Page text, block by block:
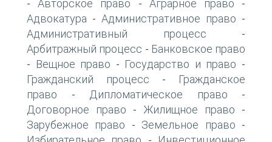
-Авторское право - Аграрное право -
Адвокатура - Административное право -
Административный процесс -
Арбитражный процесс - Банковское право
- Вещное право - Государство и право -
Гражданский процесс -
Гражданское
право - Дипломатическое право -
Договорное право - Жилищное право -
Зарубежное право - Земельное право -